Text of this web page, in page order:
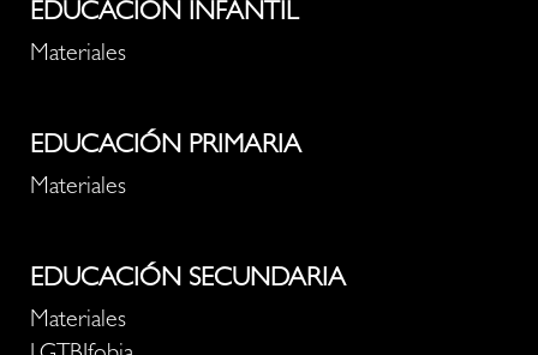
EDUCACIÓN INFANTIL
Materiales
EDUCACIÓN PRIMARIA
Materiales
EDUCACIÓN SECUNDARIA
Materiales